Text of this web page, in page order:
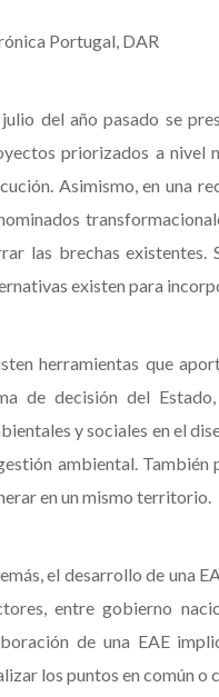
Portugal, DAR
julio del año pasado se
priorizados a nivel
Asimismo, en una
las brechas
existen para
herramientas que
de decisión del
y sociales en el
ambiental.
en un mismo territorio.
el desarrollo de una
entre gobierno
de una EAE
los puntos en común